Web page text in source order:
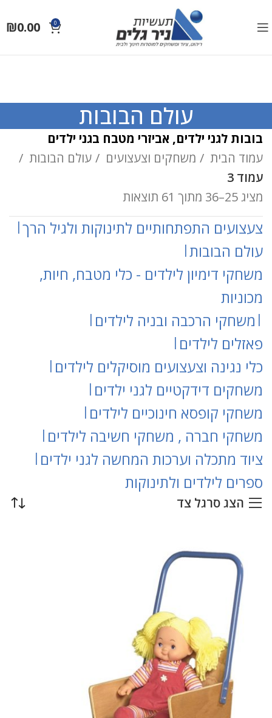
0
₪0.00
עולם הבובות
בובות לגני ילדים, אביזרי מטבח בגני ילדים
עמוד הבית
משחקים וצעצועים
עולם הבובות
עמוד 3
מציג 25–36 מתוך 61 תוצאות
צעצועים התפתחותיים לתינוקות ולגיל הרך|
עולם הבובות|
משחקי דימיון לילדים - כלי מטבח, חיות,
מכוניות
| משחקי הרכבה ובניה לילדים |
פאזלים לילדים |
כלי נגינה וצעצועים מוסיקלים לילדים |
משחקים דידקטיים לגני ילדים |
משחקי קופסא חינוכיים לילדים |
משחקי חברה , משחקי חשיבה לילדים |
ציוד מתכלה וערכות המחשה לגני ילדים |
ספרים לילדים ולתינוקות
הצג סרגל צד